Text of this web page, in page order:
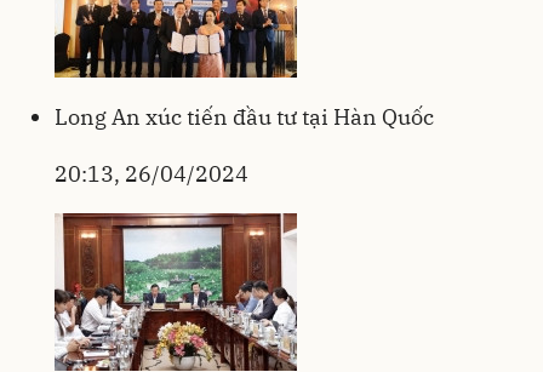
Long An xúc tiến đầu tư tại Hàn Quốc
20:13, 26/04/2024